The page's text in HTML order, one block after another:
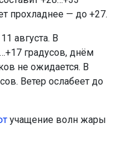
прохладнее — до +27.
августа. В
градусов, днём
не ожидается. В
Ветер ослабеет до
учащение волн жары